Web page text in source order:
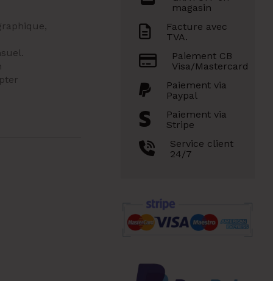
magasin
Facture avec
TVA.
Paiement CB
Visa/Mastercard
Paiement via
Paypal
Paiement via
Stripe
Service client
24/7